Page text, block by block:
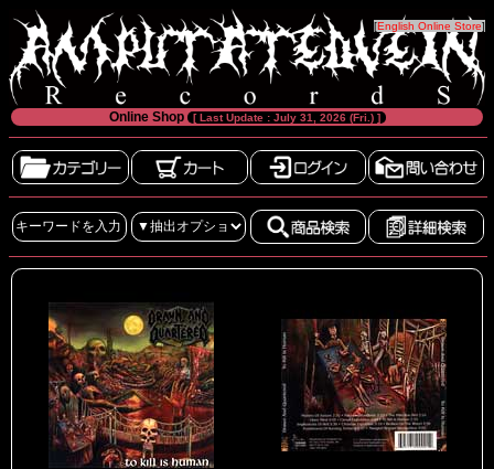
[English Online Store]
Online Shop [ Last Update : July 31, 2026 (Fri.) ]